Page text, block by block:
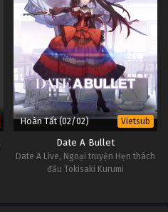
Hoàn Tất (02/02) Vietsub
Date A Bullet
Date A Live, Ngoại truyện Hẹn thách
đấu Tokisaki Kurumi